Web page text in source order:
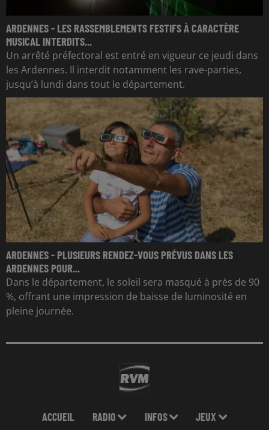
ARDENNES - LES RASSEMBLEMENTS FESTIFS À CARACTÈRE
MUSICAL INTERDITS...
Un arrêté préfectoral est entré en vigueur ce jeudi dans
les Ardennes. Il interdit notamment les rave-parties,
jusqu’à lundi dans tout le département.
ARDENNES - PLUSIEURS RENDEZ-VOUS PRÉVUS DANS LES
ARDENNES POUR...
Dans le département, le soleil sera masqué à près de 90
%, offrant une impression de baisse de luminosité en
pleine journée.
ACCUEIL RADIO INFOS JEUX